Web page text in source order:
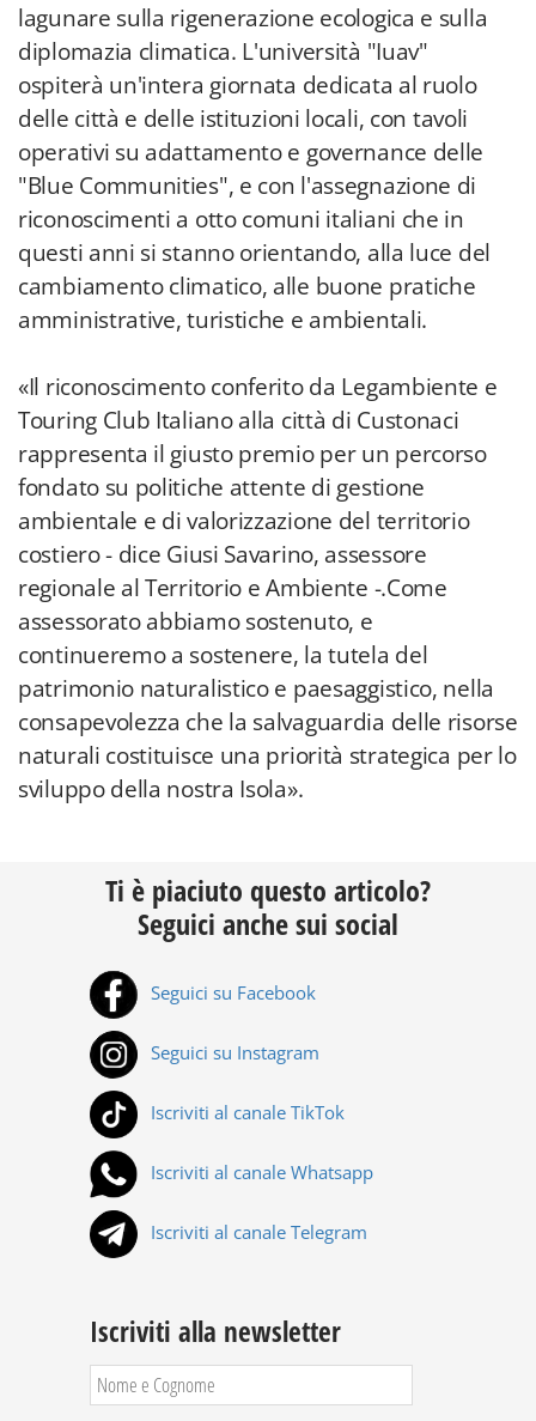
lagunare sulla rigenerazione ecologica e sulla
diplomazia climatica. L'università "Iuav"
ospiterà un'intera giornata dedicata al ruolo
delle città e delle istituzioni locali, con tavoli
operativi su adattamento e governance delle
"Blue Communities", e con l'assegnazione di
riconoscimenti a otto comuni italiani che in
questi anni si stanno orientando, alla luce del
cambiamento climatico, alle buone pratiche
amministrative, turistiche e ambientali.
«Il riconoscimento conferito da Legambiente e
Touring Club Italiano alla città di Custonaci
rappresenta il giusto premio per un percorso
fondato su politiche attente di gestione
ambientale e di valorizzazione del territorio
costiero - dice Giusi Savarino, assessore
regionale al Territorio e Ambiente -.Come
assessorato abbiamo sostenuto, e
continueremo a sostenere, la tutela del
patrimonio naturalistico e paesaggistico, nella
consapevolezza che la salvaguardia delle risorse
naturali costituisce una priorità strategica per lo
sviluppo della nostra Isola».
Ti è piaciuto questo articolo?
Seguici anche sui social
Seguici su Facebook
Seguici su Instagram
Iscriviti al canale TikTok
Iscriviti al canale Whatsapp
Iscriviti al canale Telegram
Iscriviti alla newsletter